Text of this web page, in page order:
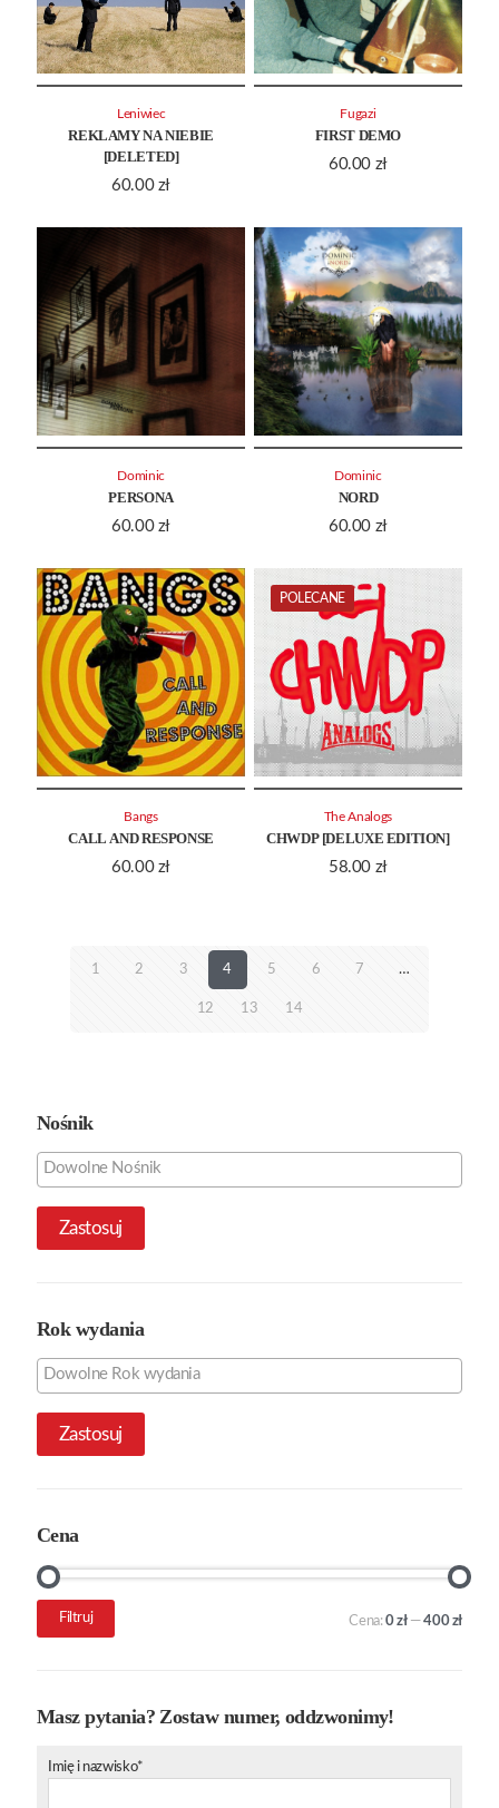
REKLAMY NA NIEBIE
[DELETED]
60.00 zł
Leniwiec
FIRST DEMO
60.00 zł
Fugazi
PERSONA
60.00 zł
Dominic
NORD
60.00 zł
Dominic
CALL AND RESPONSE
60.00 zł
Bangs
POLECANE
CHWDP [DELUXE EDITION]
58.00 zł
The Analogs
1 2 3 4 5 6 7 …
12 13 14
Nośnik
Zastosuj
Rok wydania
Zastosuj
Cena
Cena
Cena
Filtruj Cena:0 zł—400 zł
Masz pytania? Zostaw numer, oddzwonimy!
Imię i nazwisko*